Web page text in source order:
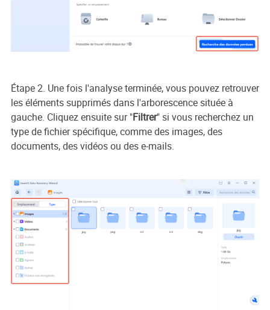
Étape 2. Une fois l'analyse terminée, vous pouvez retrouver
les éléments supprimés dans l'arborescence située à
gauche. Cliquez ensuite sur "Filtrer" si vous recherchez un
type de fichier spécifique, comme des images, des
documents, des vidéos ou des e-mails.